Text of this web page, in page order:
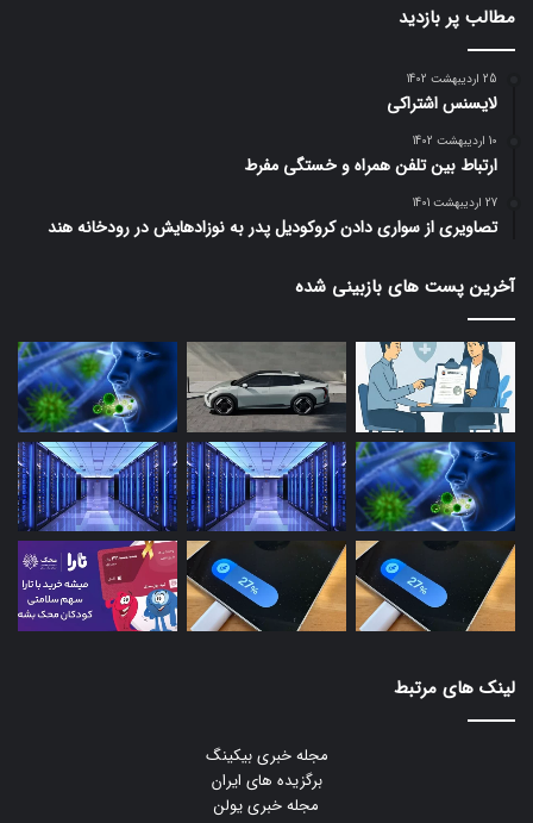
مطالب پر بازدید
25 اردیبهشت 1402
لایسنس اشتراکی
10 اردیبهشت 1402
ارتباط بین تلفن همراه و خستگی مفرط
27 اردیبهشت 1401
تصاویری از سواری دادن کروکودیل پدر به نوزادهایش در رودخانه هند
آخرین پست های بازبینی شده
لینک های مرتبط
مجله خبری بیکینگ
برگزیده های ایران
مجله خبری یولن